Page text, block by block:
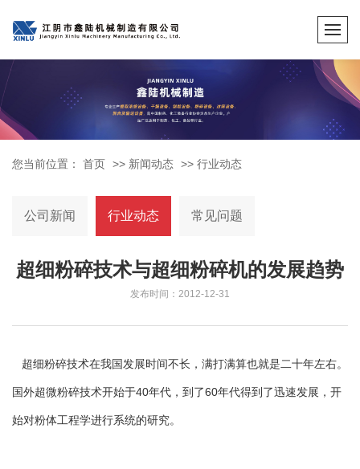
您当前位置： 首页 >> 新闻动态 >> 行业动态
公司新闻 行业动态 常见问题
超细粉碎技术与超细粉碎机的发展趋势
发布时间：2012-12-31
超细粉碎技术在我国发展时间不长，满打满算也就是二十年左右。
国外超微粉碎技术开始于40年代，到了60年代得到了迅速发展，开
始对粉体工程学进行系统的研究。